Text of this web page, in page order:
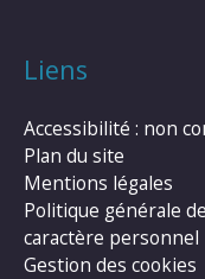
Liens
Accessibilité : non
Plan du site
Mentions légales
Politique générale
caractère personnel
Gestion des cookies